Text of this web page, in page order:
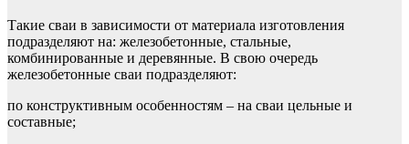
Такие сваи в зависимости от материала изготовления
подразделяют на: железобетонные, стальные,
комбинированные и деревянные. В свою очередь
железобетонные сваи подразделяют:
по конструктивным особенностям – на сваи цельные и
составные;